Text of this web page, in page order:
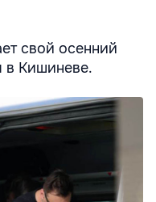
свой осенний
в Кишиневе.